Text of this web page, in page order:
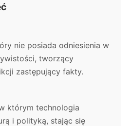
nie posiada odniesienia w
tworzący
zastępujący fakty.
którym technologia
i polityką, stając się